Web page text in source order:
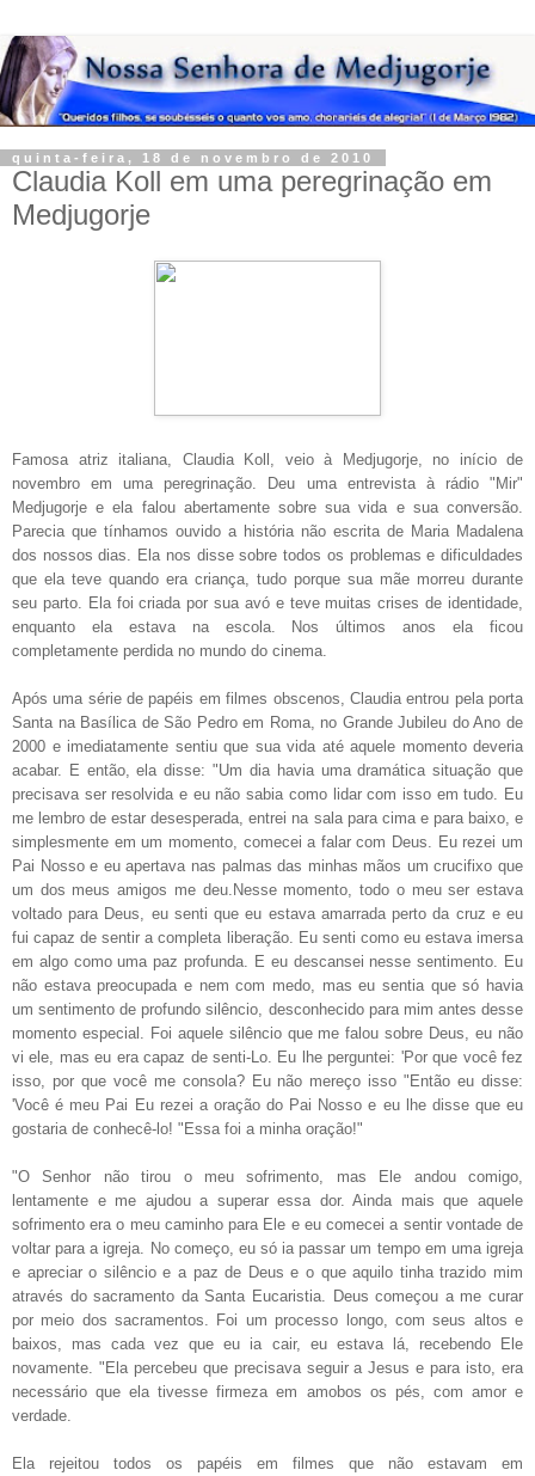
quinta-feira, 18 de novembro de 2010
Claudia Koll em uma peregrinação em
Medjugorje
Famosa atriz italiana, Claudia Koll, veio à
Medjugorje, no início de
novembro em uma peregrinação.
Deu uma entrevista à rádio "Mir"
Medjugorje e ela falou abertamente sobre sua vida e sua conversão.
Parecia que tínhamos ouvido a história não escrita de Maria Madalena
dos nossos dias.
Ela nos dissesobre todos os problemas e dificuldades
que ela teve quando era criança, tudo porque sua mãe morreu durante
seu parto.
Ela foicriada por sua avó e teve muitas crises de identidade,
enquanto ela estava na escola. Nos últimos anos ela ficou
completamente perdida no mundo do cinema
Após uma série de papéis em filmes obscenos, Claudiaentrou pela porta
Santa na Basílica de São Pedro em Roma, no Grande Jubileu do Ano de
2000 e imediatamente sentiu que sua vida até aquele momento deveria
acabar. E então, ela disse:"Um dia havia uma dramática situação que
precisava ser resolvida e eu não sabia como lidar com isso em tudo.
Eu
me lembro deestar desesperada, entrei na sala para cima e para baixo, e
simplesmente emum momento, comecei a falar com Deus.
Eu rezei um
Pai Nosso e euapertava nas palmas das minhas mãos um crucifixo que
um dos meus amigos me deu. Nesse momento,todo o meu ser estava
voltado para Deus, eu senti que eu estava amarrada perto da cruz e eu
fui capaz de sentir a completa liberação. Eu senti como eu estava imersa
em algo como uma paz profunda.
E eu descansei nesse sentimento.
Eu
não estava preocupada e nem com medo, mas eu sentia que só havia
um sentimento de profundo silêncio, desconhecido para mim antes desse
momento especial.
Foi aquele silêncio que me falou sobre Deus, eu não
vi ele, mas eu era capaz de senti-Lo.
Eu lhe perguntei: 'Por que você fez
isso, por que você me consola? Eu não mereço isso "Então eu disse:
'Você é meu Pai Eu rezei a oração do Pai Nosso e eu lhe disse que eu
gostaria de conhecê-lo! "Essa foi a minha oração!"
"O Senhor não tirou o meu sofrimento, mas Ele andou comigo,
lentamente e me ajudou a superar essa dor.Ainda mais que aquele
sofrimento era o meu caminho para Ele e eu comecei a sentir vontade de
voltar para a igreja.
No começo, eu só ia passar um tempo em uma igreja
e apreciar o silêncio e a paz de Deus e o que aquilo tinha trazido mim
através do sacramento da Santa Eucaristia.
Deus começou a me curar
por meio dos sacramentos.
Foi um processo longo, com seus altos e
baixos, mas cada vez que eu ia cair, eu estava lá, recebendo Ele
novamente. "Ela percebeu que precisava seguir a Jesus e para isto, era
necessário que ela tivesse firmeza em amobos os pés , com amor e
verdade.
Ela rejeitou todos os papéis em filmes que não estavam em